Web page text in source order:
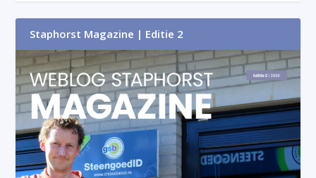
Staphorst Magazine | Editie 2